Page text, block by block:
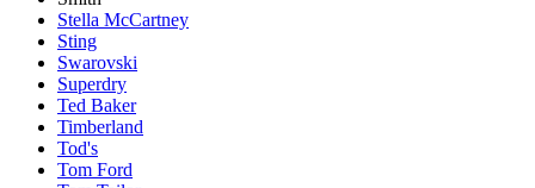
Stella McCartney
Sting
Swarovski
Superdry
Ted Baker
Timberland
Tod's
Tom Ford